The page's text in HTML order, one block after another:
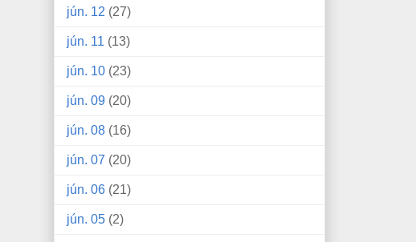
jún. 12 (27)
jún. 11 (13)
jún. 10 (23)
jún. 09 (20)
jún. 08 (16)
jún. 07 (20)
jún. 06 (21)
jún. 05 (2)